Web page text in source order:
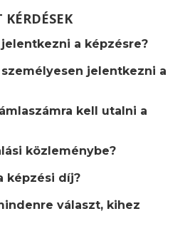
a képzésre?
jelentkezni a
kell utalni a
közleménybe?
képzési díj?
választ, kihez